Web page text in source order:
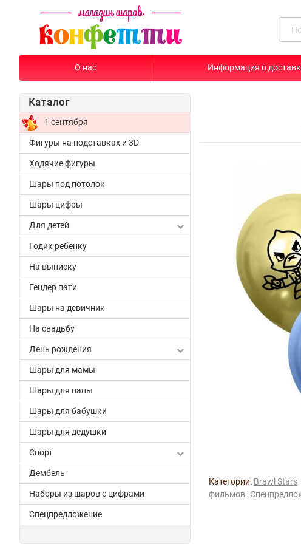
О нас Информация о
Каталог
1 сентября
Фигуры на подставках и 3D
Ходячие фигуры
Шары под потолок
Шары цифры
Для детей
Годик ребёнку
На выписку
Гендер пати
Шары на девичник
На свадьбу
День рождения
Шары для мамы
Шары для папы
Шары для бабушки
Шары для дедушки
Спорт
Дембель
Наборы из шаров с цифрами
Спецпредложение
Категории: Brawl Stars
фильмов